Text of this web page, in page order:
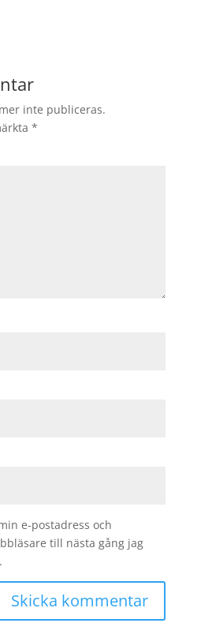
inte publiceras.
*
e-postadress och
till nästa gång jag